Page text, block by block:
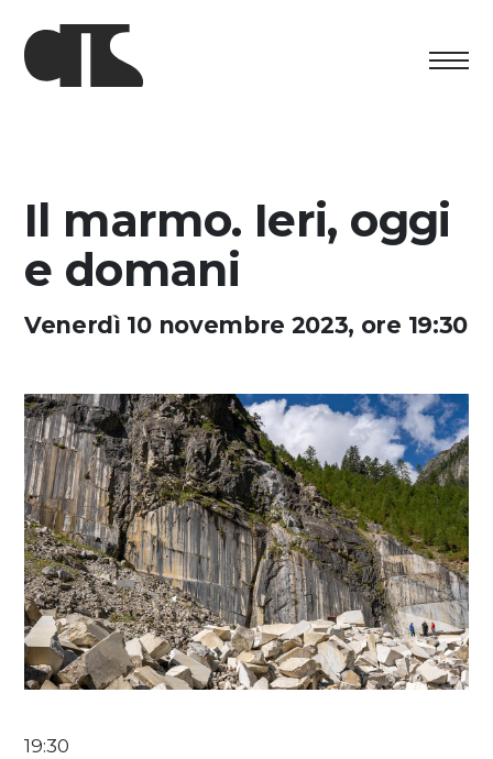
Esposizione
Programma culturale
Affitto spazi
Sostenere
Media
DE EN IT
Il marmo. Ieri, oggi
e domani
Venerdì 10 novembre 2023, ore 19:30
19:30